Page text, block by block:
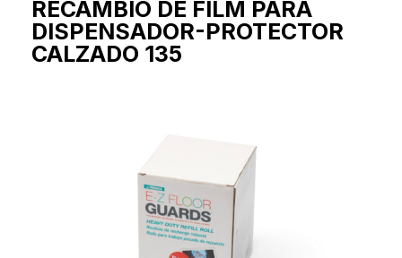
RECAMBIO DE FILM PARA
DISPENSADOR-PROTECTOR
CALZADO 135